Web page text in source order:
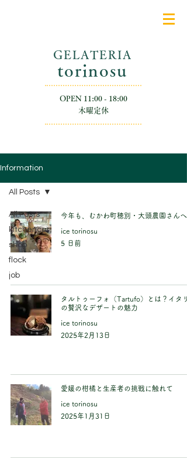
GELATERIA
​torinosu
OPEN 11:00 - 18:00
​木曜定休
Information
All Posts
kitchencar
shop
flock
job
All Posts
今年も、むかわ町穂別・大頭農園さんへ
ice torinosu
5 日前
タルトゥーフォ（Tartufo）とは？イタ
の贅沢なデザートの魅力
ice torinosu
2025年2月13日
愛媛の柑橘と生産者の挑戦に触れて
ice torinosu
2025年1月31日